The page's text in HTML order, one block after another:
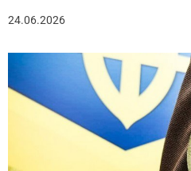
24.06.2026